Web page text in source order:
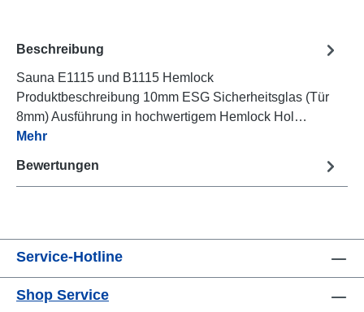
Beschreibung
Sauna E1115 und B1115 Hemlock
Produktbeschreibung 10mm ESG Sicherheitsglas (Tür
8mm) Ausführung in hochwertigem Hemlock Hol…
Mehr
Bewertungen
Service-Hotline
Shop Service